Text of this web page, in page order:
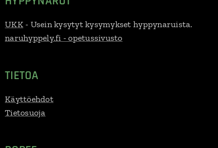
UKK- Usein kysytyt kysymykset hyppynaruista.
naruhyppely.fi - opetussivusto
TIETOA
Käyttöehdot
Tietosuoja